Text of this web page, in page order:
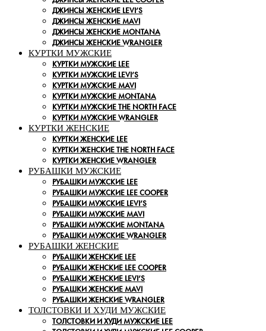
ДЖИНСЫ ЖЕНСКИЕ LEVI’S
ДЖИНСЫ ЖЕНСКИЕ MAVI
ДЖИНСЫ ЖЕНСКИЕ MONTANA
ДЖИНСЫ ЖЕНСКИЕ WRANGLER
КУРТКИ МУЖСКИЕ
КУРТКИ МУЖСКИЕ LEE
КУРТКИ МУЖСКИЕ LEVI’S
КУРТКИ МУЖСКИЕ MAVI
КУРТКИ МУЖСКИЕ MONTANA
КУРТКИ МУЖСКИЕ THE NORTH FACE
КУРТКИ МУЖСКИЕ WRANGLER
КУРТКИ ЖЕНСКИЕ
КУРТКИ ЖЕНСКИЕ LEE
КУРТКИ ЖЕНСКИЕ THE NORTH FACE
КУРТКИ ЖЕНСКИЕ WRANGLER
РУБАШКИ МУЖСКИЕ
РУБАШКИ МУЖСКИЕ LEE
РУБАШКИ МУЖСКИЕ LEE COOPER
РУБАШКИ МУЖСКИЕ LEVI’S
РУБАШКИ МУЖСКИЕ MAVI
РУБАШКИ МУЖСКИЕ MONTANA
РУБАШКИ МУЖСКИЕ WRANGLER
РУБАШКИ ЖЕНСКИЕ
РУБАШКИ ЖЕНСКИЕ LEE
РУБАШКИ ЖЕНСКИЕ LEE COOPER
РУБАШКИ ЖЕНСКИЕ LEVI’S
РУБАШКИ ЖЕНСКИЕ MAVI
РУБАШКИ ЖЕНСКИЕ WRANGLER
ТОЛСТОВКИ И ХУДИ МУЖСКИЕ
ТОЛСТОВКИ И ХУДИ МУЖСКИЕ LEE